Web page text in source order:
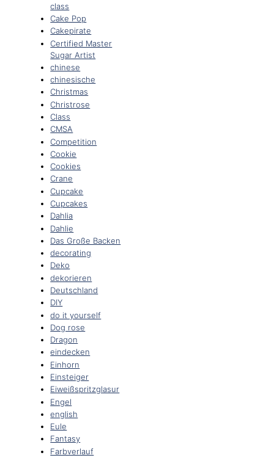
class
Cake Pop
Cakepirate
Certified Master
Sugar Artist
chinese
chinesische
Christmas
Christrose
Class
CMSA
Competition
Cookie
Cookies
Crane
Cupcake
Cupcakes
Dahlia
Dahlie
Das Große Backen
decorating
Deko
dekorieren
Deutschland
DIY
do it yourself
Dog rose
Dragon
eindecken
Einhorn
Einsteiger
Eiweißspritzglasur
Engel
english
Eule
Fantasy
Farbverlauf